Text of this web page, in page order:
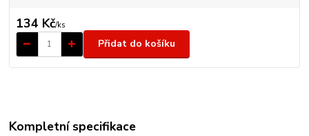
134 Kč/ks
Přidat do košíku
Kompletní specifikace